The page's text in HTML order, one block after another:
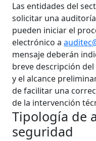
Las entidades del
solicitar una
pueden iniciar el
electrónico a
mensaje deberán
breve descripción
y el alcance
de facilitar una
de la intervención
Tipología de
seguridad